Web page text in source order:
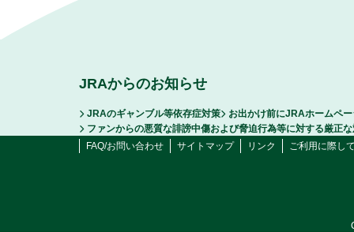
JRAからのお知らせ
JRAのギャンブル等依存症対策
お出かけ前にJRAホームペ
ファンからの悪質な誹謗中傷および脅迫行為等に対する厳正
FAQ/お問い合わせ
サイトマップ リンク ご利用に際し